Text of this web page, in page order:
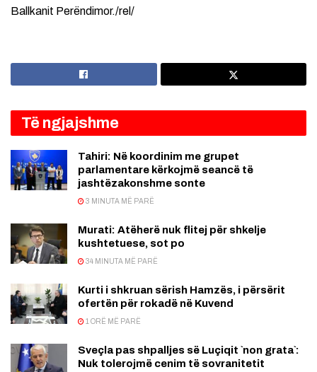
Ballkanit Perëndimor./rel/
Të ngjajshme
Tahiri: Në koordinim me grupet
parlamentare kërkojmë seancë të
jashtëzakonshme sonte
3 MINUTA MË PARË
Murati: Atëherë nuk flitej për shkelje
kushtetuese, sot po
34 MINUTA MË PARË
Kurti i shkruan sërish Hamzës, i përsërit
ofertën për rokadë në Kuvend
1 ORË MË PARË
Sveçla pas shpalljes së Luçiqit `non grata`:
Nuk tolerojmë cenim të sovranitetit